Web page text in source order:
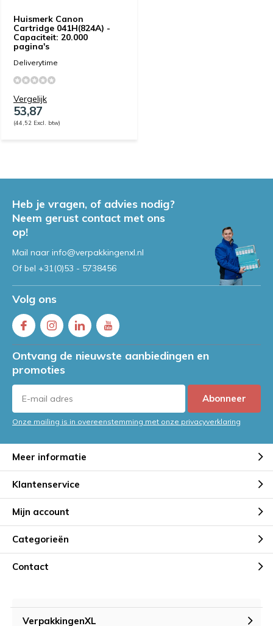
Huismerk Canon
Cartridge 041H(824A) -
Capaciteit: 20.000
pagina's
Deliverytime
Vergelijk
53,87
(44,52 Excl. btw)
Heb je vragen, of advies nodig?
Neem gerust contact met ons
op!
Mail naar info@verpakkingenxl.nl
Of bel +31(0)53 - 5738456
Volg ons
Ontvang de nieuwste aanbiedingen en
promoties
Abonneer
Onze mailing is in overeenstemming met onze privacyverklaring
Meer informatie
Klantenservice
Mijn account
Categorieën
Contact
VerpakkingenXL